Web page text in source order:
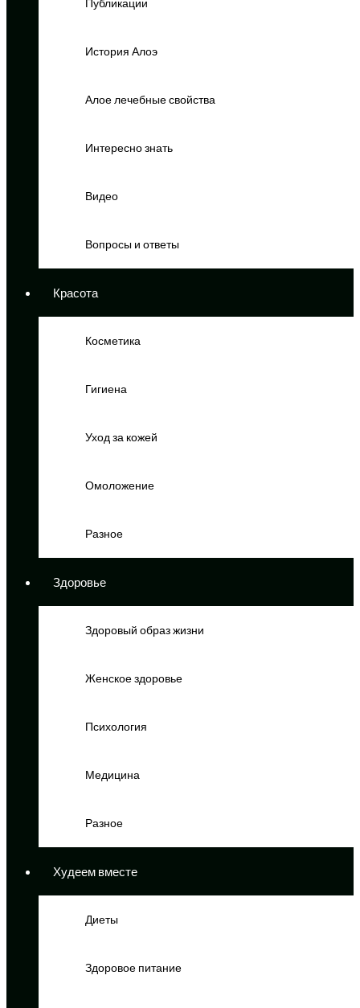
Публикации
История Алоэ
Алое лечебные свойства
Интересно знать
Видео
Вопросы и ответы
Красота
Косметика
Гигиена
Уход за кожей
Омоложение
Разное
Здоровье
Здоровый образ жизни
Женское здоровье
Психология
Медицина
Разное
Худеем вместе
Диеты
Здоровое питание